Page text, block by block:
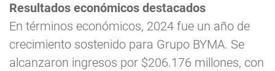
Resultados económicos destacados
En términos económicos, 2024 fue un año de
crecimiento sostenido para Grupo BYMA. Se
alcanzaron ingresos por $206.176 millones, con